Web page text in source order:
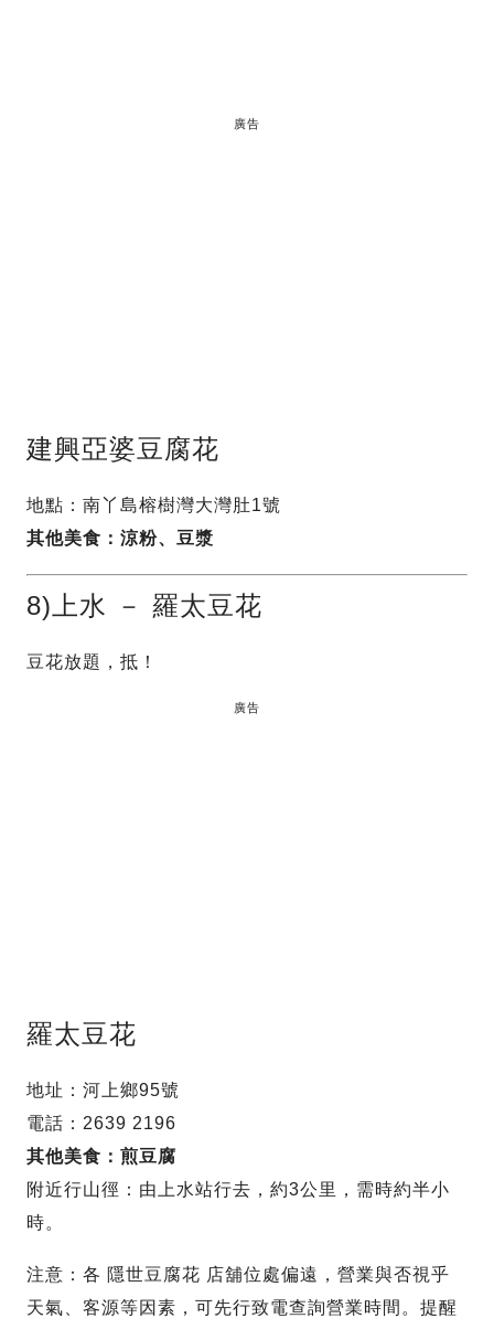
廣告
建興亞婆豆腐花
地點：南丫島榕樹灣大灣肚1號
其他美食：涼粉、豆漿
8)上水 － 羅太豆花
豆花放題，抵！
廣告
羅太豆花
地址：河上鄉95號
電話：2639 2196
其他美食：煎豆腐
附近行山徑：由上水站行去，約3公里，需時約半小
時。
注意：各 隱世豆腐花 店舖位處偏遠，營業與否視乎
天氣、客源等因素，可先行致電查詢營業時間。提醒